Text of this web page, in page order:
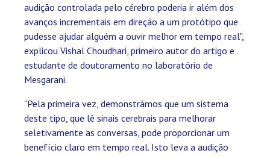
audição controlada pelo cérebro poderia ir além dos
avanços incrementais em direção a um protótipo que
pudesse ajudar alguém a ouvir melhor em tempo real",
explicou Vishal Choudhari, primeiro autor do artigo e
estudante de doutoramento no laboratório de
Mesgarani.
"Pela primeira vez, demonstrámos que um sistema
deste tipo, que lê sinais cerebrais para melhorar
seletivamente as conversas, pode proporcionar um
benefício claro em tempo real. Isto leva a audição